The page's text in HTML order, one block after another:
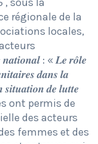
régionale de la
locales,
: « 𝑳𝒆 𝒓𝒐̂𝒍𝒆
𝒅𝒂𝒏𝒔 𝒍𝒂
𝒅𝒆 𝒍𝒖𝒕𝒕𝒆
ont permis de
des acteurs
femmes et des